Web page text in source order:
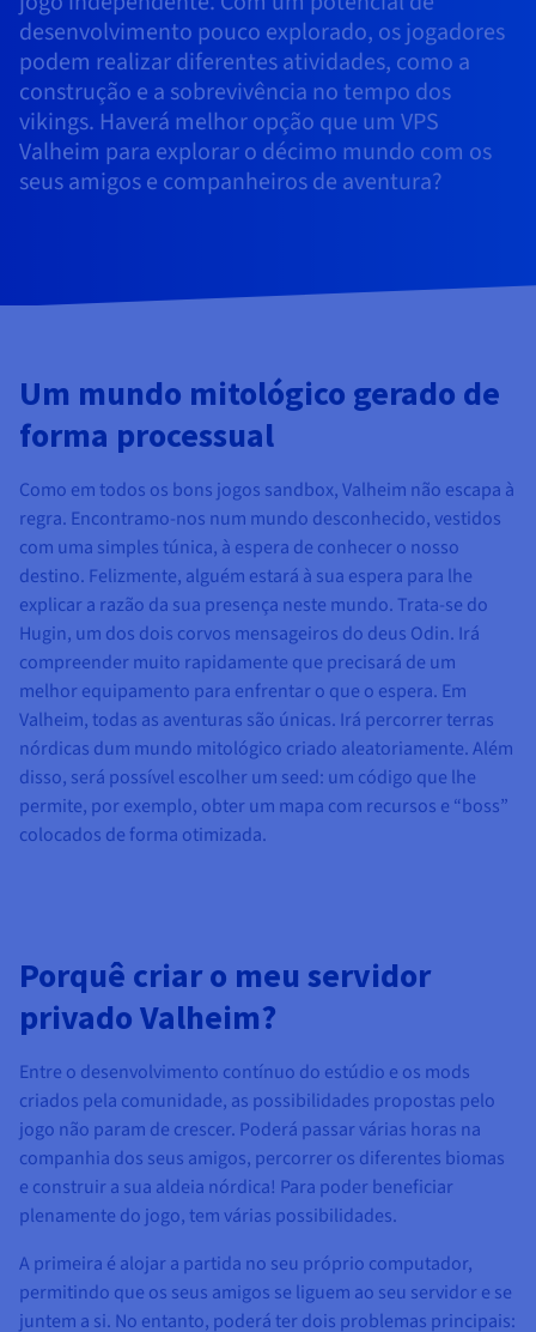
Preços
Disponibilidade por regiões
Documentação
Roadmap & Changelog
Observabilidade
Roadmap & Changelog
Roadmap & Changelog
Roadmap & Changelog
Roadmap & Changelog
desenvolvimento pouco explorado, os jogadores
podem realizar diferentes atividades, como a
construção e a sobrevivência no tempo dos
vikings. Haverá melhor opção que um VPS
Valheim para explorar o décimo mundo com os
seus amigos e companheiros de aventura?
Um mundo mitológico gerado de
forma processual
Como em todos os bons jogos sandbox, Valheim não escapa à
regra. Encontramo-nos num mundo desconhecido, vestidos
com uma simples túnica, à espera de conhecer o nosso
destino. Felizmente, alguém estará à sua espera para lhe
explicar a razão da sua presença neste mundo. Trata-se do
Hugin, um dos dois corvos mensageiros do deus Odin. Irá
compreender muito rapidamente que precisará de um
melhor equipamento para enfrentar o que o espera. Em
Valheim, todas as aventuras são únicas. Irá percorrer terras
nórdicas dum mundo mitológico criado aleatoriamente. Além
disso, será possível escolher um seed: um código que lhe
permite, por exemplo, obter um mapa com recursos e “boss”
colocados de forma otimizada.
Porquê criar o meu servidor
privado Valheim?
Entre o desenvolvimento contínuo do estúdio e os mods
criados pela comunidade, as possibilidades propostas pelo
jogo não param de crescer. Poderá passar várias horas na
companhia dos seus amigos, percorrer os diferentes biomas
e construir a sua aldeia nórdica! Para poder beneficiar
plenamente do jogo, tem várias possibilidades.
A primeira é alojar a partida no seu próprio computador,
permitindo que os seus amigos se liguem ao seu servidor e se
juntem a si. No entanto, poderá ter dois problemas principais: